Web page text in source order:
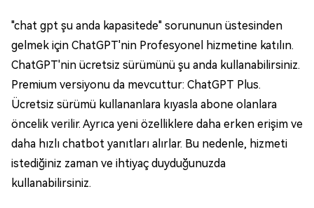
"chat gpt şu anda kapasitede" sorununun üstesinden
gelmek için ChatGPT'nin Profesyonel hizmetine katılın.
ChatGPT'nin ücretsiz sürümünü şu anda kullanabilirsiniz.
Premium versiyonu da mevcuttur: ChatGPT Plus.
Ücretsiz sürümü kullananlara kıyasla abone olanlara
öncelik verilir. Ayrıca yeni özelliklere daha erken erişim ve
daha hızlı chatbot yanıtları alırlar. Bu nedenle, hizmeti
istediğiniz zaman ve ihtiyaç duyduğunuzda
kullanabilirsiniz.